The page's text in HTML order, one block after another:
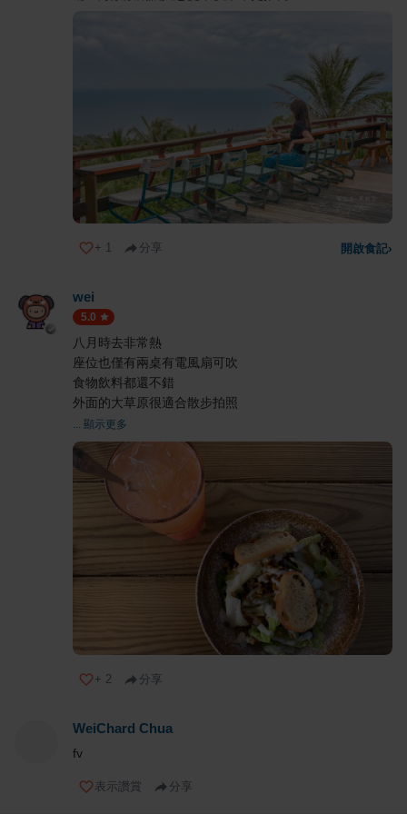
+ 1 分享 開啟食記›
wei
5.0
八月時去非常熱
座位也僅有兩桌有電風扇可吹
食物飲料都還不錯
外面的大草原很適合散步拍照
... 顯示更多
+ 2 分享
WeiChard Chua
fv
表示讚賞 分享